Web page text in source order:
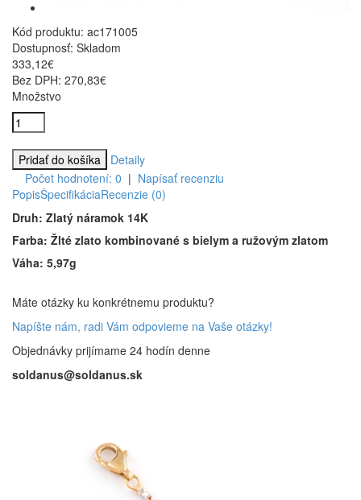
Kód produktu: ac171005
Dostupnosť: Skladom
333,12€
Bez DPH: 270,83€
Množstvo
Detaily
Počet hodnotení: 0 | Napísať recenziu
PopisŠpecifikáciaRecenzie (0)
Druh: Zlatý náramok 14K
Farba: Žlté zlato kombinované s bielym a ružovým zlatom
Váha: 5,97g
Máte otázky ku konkrétnemu produktu?
Napíšte nám, radi Vám odpovieme na Vaše otázky!
Objednávky prijímame 24 hodín denne
soldanus@soldanus.sk